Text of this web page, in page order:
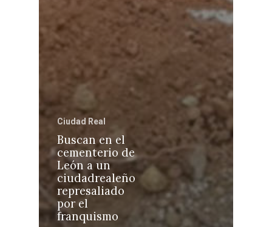
Ciudad Real
Buscan en el
cementerio de
León a un
ciudadrealeño
represaliado
por el
franquismo
Castilla-La
Toledo
Ciudad Real
Albacete
Cuenca
Guadalajara
Sanidad
Economía
Educación
Cultura